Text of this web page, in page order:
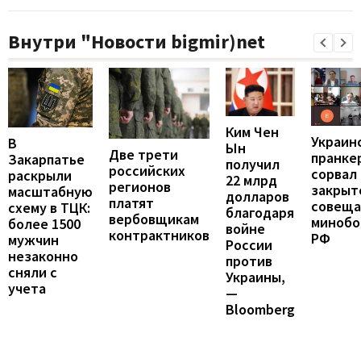
Внутри "Новости bigmir)net
В
Закарпатье
раскрыли
масштабную
схему в ТЦК:
более 1500
мужчин
незаконно
сняли с
учета
Две трети
российских
регионов
платят
вербовщикам
контрактников
Ким Чен
Ын
получил
22 млрд
долларов
благодаря
войне
России
против
Украины,
—
Bloomberg
сорвал
РФ